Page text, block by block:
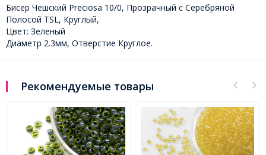
Бисер Чешский Preciosa 10/0, Прозрачный с Серебряной
Полосой TSL, Круглый,
Цвет: Зеленый
Диаметр 2.3мм, Отверстие Круглое.
Рекомендуемые товары